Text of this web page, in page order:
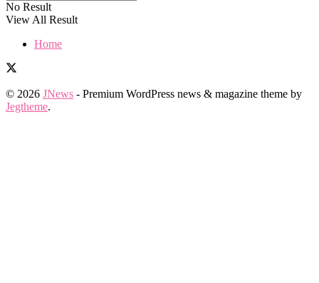
No Result
View All Result
Home
© 2026 JNews - Premium WordPress news & magazine theme by
Jegtheme.